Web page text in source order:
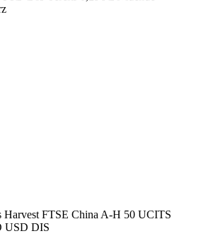
Harvest FTSE China A-H 50 UCITS
USD DIS